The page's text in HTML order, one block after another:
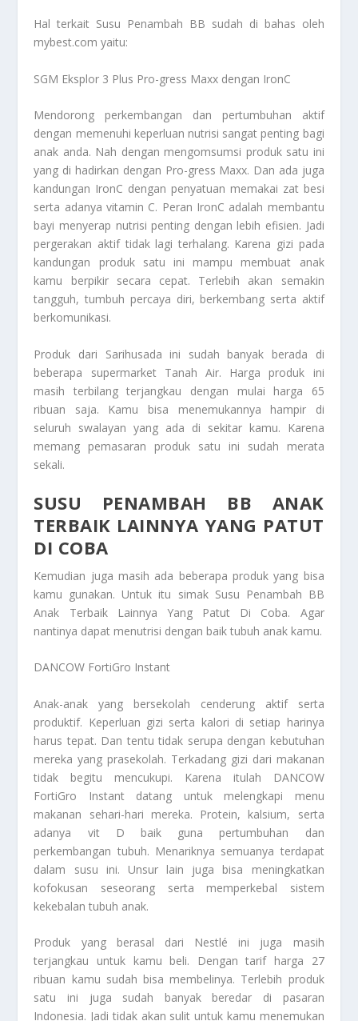
Hal terkait Susu Penambah BB sudah di bahas oleh
mybest.com yaitu:
SGM Eksplor 3 Plus Pro-gress Maxx dengan IronC
Mendorong perkembangan dan pertumbuhan aktif
dengan memenuhi keperluan nutrisi sangat penting bagi
anak anda. Nah dengan mengomsumsi produk satu ini
yang di hadirkan dengan Pro-gress Maxx. Dan ada juga
kandungan IronC dengan penyatuan memakai zat besi
serta adanya vitamin C. Peran IronC adalah membantu
bayi menyerap nutrisi penting dengan lebih efisien. Jadi
pergerakan aktif tidak lagi terhalang. Karena gizi pada
kandungan produk satu ini mampu membuat anak
kamu berpikir secara cepat. Terlebih akan semakin
tangguh, tumbuh percaya diri, berkembang serta aktif
berkomunikasi.
Produk dari Sarihusada ini sudah banyak berada di
beberapa supermarket Tanah Air. Harga produk ini
masih terbilang terjangkau dengan mulai harga 65
ribuan saja. Kamu bisa menemukannya hampir di
seluruh swalayan yang ada di sekitar kamu. Karena
memang pemasaran produk satu ini sudah merata
sekali.
SUSU PENAMBAH BB ANAK
TERBAIK LAINNYA YANG PATUT
DI COBA
Kemudian juga masih ada beberapa produk yang bisa
kamu gunakan. Untuk itu simak Susu Penambah BB
Anak Terbaik Lainnya Yang Patut Di Coba. Agar
nantinya dapat menutrisi dengan baik tubuh anak kamu.
DANCOW FortiGro Instant
Anak-anak yang bersekolah cenderung aktif serta
produktif. Keperluan gizi serta kalori di setiap harinya
harus tepat. Dan tentu tidak serupa dengan kebutuhan
mereka yang prasekolah. Terkadang gizi dari makanan
tidak begitu mencukupi. Karena itulah DANCOW
FortiGro Instant datang untuk melengkapi menu
makanan sehari-hari mereka. Protein, kalsium, serta
adanya vit D baik guna pertumbuhan dan
perkembangan tubuh. Menariknya semuanya terdapat
dalam susu ini. Unsur lain juga bisa meningkatkan
kofokusan seseorang serta memperkebal sistem
kekebalan tubuh anak.
Produk yang berasal dari Nestlé ini juga masih
terjangkau untuk kamu beli. Dengan tarif harga 27
ribuan kamu sudah bisa membelinya. Terlebih produk
satu ini juga sudah banyak beredar di pasaran
Indonesia. Jadi tidak akan sulit untuk kamu menemukan